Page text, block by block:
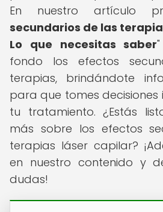
En nuestro artículo
secundarios de las
Lo que necesitas saber
fondo los efectos
terapias, brindándote
para que tomes
tu tratamiento. ¿Estás
más sobre los efectos
terapias láser capilar?
en nuestro contenido y
dudas!